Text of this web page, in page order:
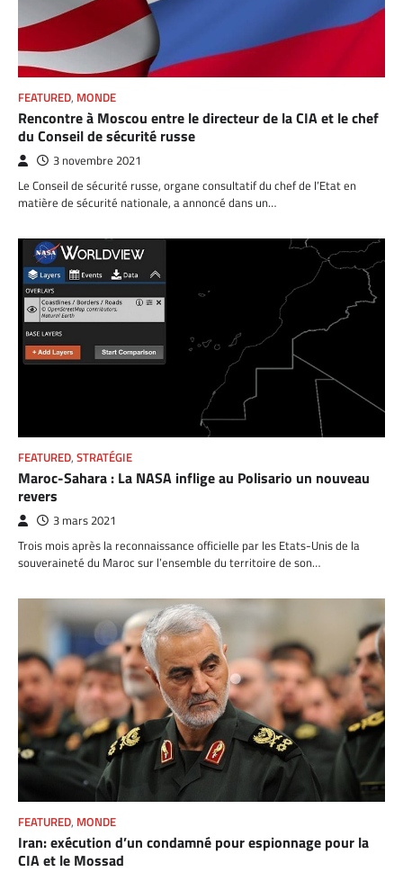
FEATURED, MONDE
Rencontre à Moscou entre le directeur de la CIA et le chef
du Conseil de sécurité russe
3 novembre 2021
Le Conseil de sécurité russe, organe consultatif du chef de l’Etat en
matière de sécurité nationale, a annoncé dans un…
FEATURED, STRATÉGIE
Maroc-Sahara : La NASA inflige au Polisario un nouveau
revers
3 mars 2021
Trois mois après la reconnaissance officielle par les Etats-Unis de la
souveraineté du Maroc sur l’ensemble du territoire de son…
FEATURED, MONDE
Iran: exécution d’un condamné pour espionnage pour la
CIA et le Mossad